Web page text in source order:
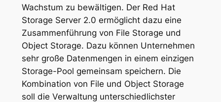
Wachstum zu bewältigen. Der Red Hat
Storage Server 2.0 ermöglicht dazu eine
Zusammenführung von File Storage und
Object Storage. Dazu können Unternehmen
sehr große Datenmengen in einem einzigen
Storage-Pool gemeinsam speichern. Die
Kombination von File und Object Storage
soll die Verwaltung unterschiedlichster